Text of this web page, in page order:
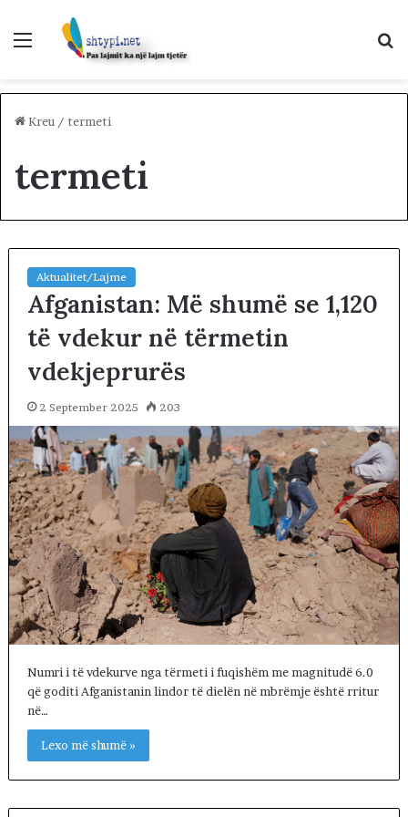
Menu
Kreu / termeti
termeti
Aktualitet/Lajme
Afganistan: Më shumë se 1,120
të vdekur në tërmetin
vdekjeprurës
2 September 2025 203
Numri i të vdekurve nga tërmeti i fuqishëm me magnitudë 6.0
që goditi Afganistanin lindor të dielën në mbrëmje është rritur
në…
Lexo më shumë »